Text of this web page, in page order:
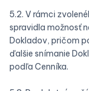
5.2. V rámci
spravidla možnosť
Dokladov, pričom
ďalšie snímanie
podľa Cenníka.